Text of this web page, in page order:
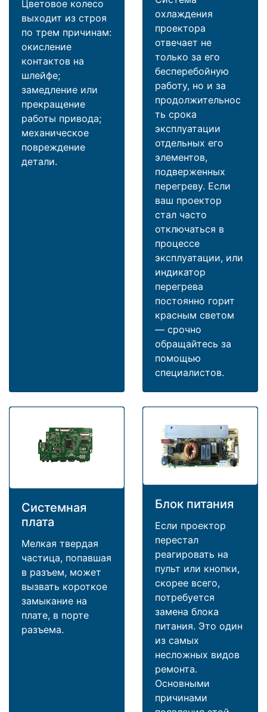
Цветовое колесо
выходит из строя
по трем причинам:
окисление
контактов на
шлейфе;
замедление или
прекращение
работы привода;
механическое
повреждение
детали.
охлаждения
проектора
отвечает не
только за его
бесперебойную
работу, но и за
продолжительнос
ть срока
эксплуатации
отдельных его
элементов,
подверженных
перегреву. Если
ваш проектор
стал часто
отключаться в
процессе
эксплуатации, или
индикатор
перегрева
постоянно горит
красным светом
— срочно
обращайтесь за
помощью
специалистов.
Системная
плата
Мелкая твердая
частица, попавшая
в разъем, может
вызвать короткое
замыкание на
плате, в порте
разъема.
Блок питания
Если проектор
перестал
реагировать на
пульт или кнопки,
скорее всего,
потребуется
замена блока
питания. Это один
из самых
несложных видов
ремонта.
Основными
причинами